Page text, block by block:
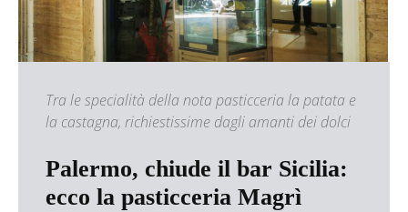
Tra le specialità della nota pasticceria la patata e
la castagna, richiestissime dagli amanti dei dolci
Palermo, chiude il bar Sicilia:
ecco la pasticceria Magrì